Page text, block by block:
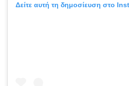
Δείτε αυτή τη δημοσίευση στο